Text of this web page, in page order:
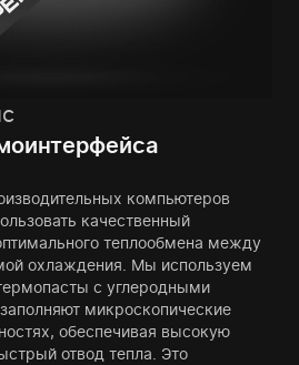
компьютеров
качественный
теплообмена между
охлаждения. Мы используем
с углеродными
микроскопические
обеспечивая высокую
отвод тепла. Это